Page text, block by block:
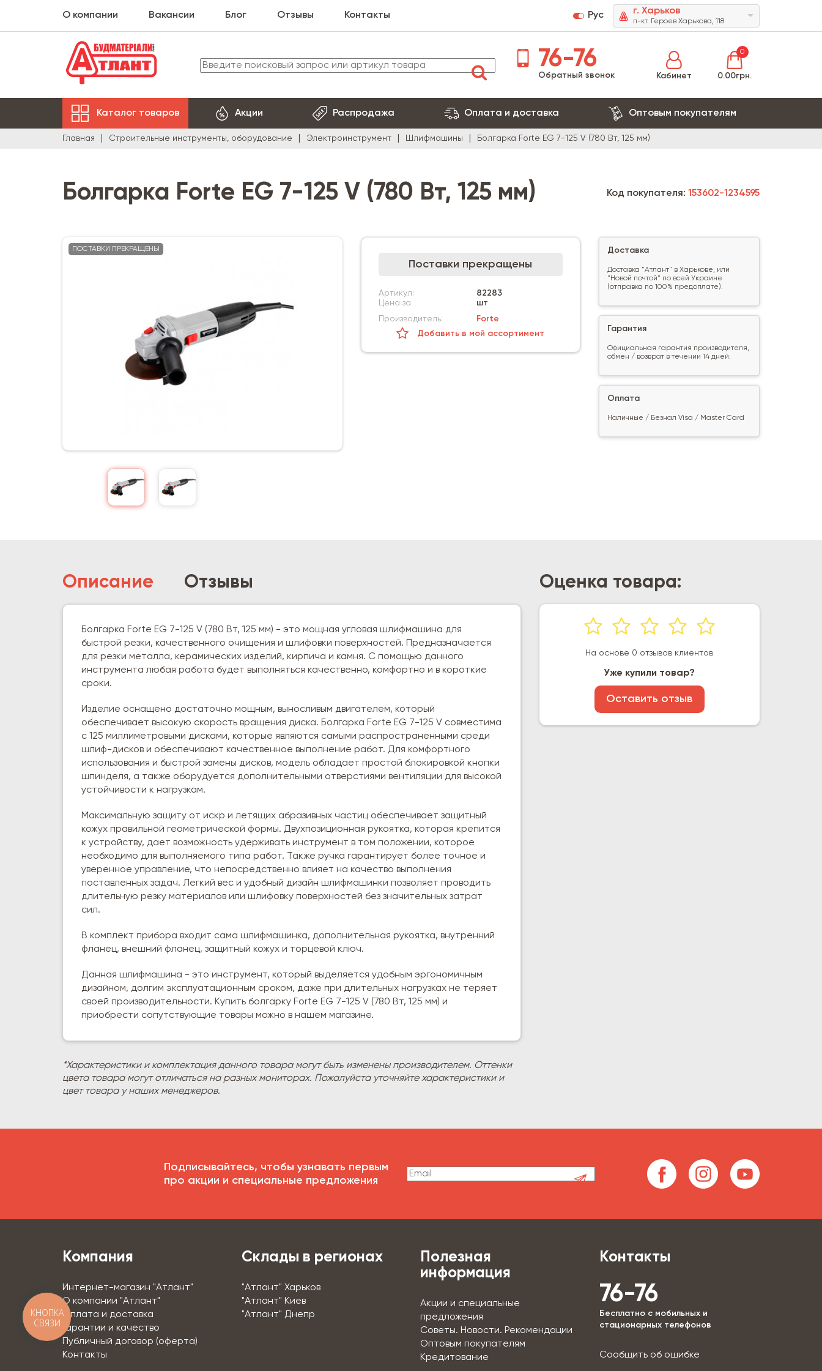
О компании Вакансии Блог Отзывы Контакты Рус г. Харьков
п-кт. Героев Харькова, 118
76-76
Обратный звонок Кабинет
0
0.00грн.
Каталог товаров Акции Распродажа Оплата и доставка Оптовым покупателям
Главная Строительные инструменты, оборудование Электроинструмент Шлифмашины Болгарка Forte EG 7-125 V (780 Вт, 125 мм)
Болгарка Forte EG 7-125 V (780 Вт, 125 мм)
ПОСТАВКИ ПРЕКРАЩЕНЫ
Поставки прекращены
Артикул:
82283
Цена за
шт
Производитель:
Forte
Добавить в мой ассортимент
Код покупателя: 153602-1234595
Доставка
Доставка "Атлант" в Харькове, или
"Новой почтой" по всей Украине
(отправка по 100% предоплате).
Гарантия
Официальная гарантия производителя,
обмен / возврат в течении 14 дней.
Оплата
Наличные / Безнал Visa / Master Card
Описание Отзывы
Болгарка Forte EG 7-125 V (780 Вт, 125 мм) - это мощная угловая шлифмашина для
быстрой резки, качественного очищения и шлифовки поверхностей. Предназначается
для резки металла, керамических изделий, кирпича и камня. С помощью данного
инструмента любая работа будет выполняться качественно, комфортно и в короткие
сроки.
Изделие оснащено достаточно мощным, выносливым двигателем, который
обеспечивает высокую скорость вращения диска. Болгарка Forte EG 7-125 V совместима
с 125 миллиметровыми дисками, которые являются самыми распространенными среди
шлиф-дисков и обеспечивают качественное выполнение работ. Для комфортного
использования и быстрой замены дисков, модель обладает простой блокировкой кнопки
шпинделя, а также оборудуется дополнительными отверстиями вентиляции для высокой
устойчивости к нагрузкам.
Максимальную защиту от искр и летящих абразивных частиц обеспечивает защитный
кожух правильной геометрической формы. Двухпозиционная рукоятка, которая крепится
к устройству, дает возможность удерживать инструмент в том положении, которое
необходимо для выполняемого типа работ. Также ручка гарантирует более точное и
уверенное управление, что непосредственно влияет на качество выполнения
поставленных задач. Легкий вес и удобный дизайн шлифмашинки позволяет проводить
длительную резку материалов или шлифовку поверхностей без значительных затрат
сил.
В комплект прибора входит сама шлифмашинка, дополнительная рукоятка, внутренний
фланец, внешний фланец, защитный кожух и торцевой ключ.
Данная шлифмашина - это инструмент, который выделяется удобным эргономичным
дизайном, долгим эксплуатационным сроком, даже при длительных нагрузках не теряет
своей производительности. Купить болгарку Forte EG 7-125 V (780 Вт, 125 мм) и
приобрести сопутствующие товары можно в нашем магазине.
*Характеристики и комплектация данного товара могут быть изменены производителем. Оттенки
цвета товара могут отличаться на разных мониторах. Пожалуйста уточняйте характеристики и
цвет товара у наших менеджеров.
Оценка товара:
На основе 0 отзывов клиентов
Уже купили товар?
Оставить отзыв
Подписывайтесь, чтобы узнавать первым
про акции и специальные предложения
Компания
Интернет-магазин "Атлант"
О компании "Атлант"
Оплата и доставка
Гарантии и качество
Публичный договор (оферта)
Контакты
Склады в регионах
"Атлант" Харьков
"Атлант" Киев
"Атлант" Днепр
Полезная
информация
Акции и специальные
предложения
Советы. Новости. Рекомендации
Оптовым покупателям
Кредитование
Контакты
76-76
Бесплатно с мобильных и
стационарных телефонов
Сообщить об ошибке
КНОПКА
СВЯЗИ